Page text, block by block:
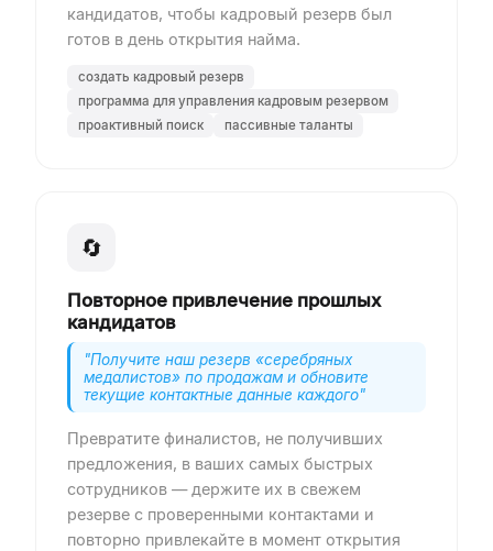
кандидатов, чтобы кадровый резерв был
готов в день открытия найма.
создать кадровый резерв
программа для управления кадровым резервом
проактивный поиск
пассивные таланты
🔄
Повторное привлечение прошлых
кандидатов
"Получите наш резерв «серебряных
медалистов» по продажам и обновите
текущие контактные данные каждого"
Превратите финалистов, не получивших
предложения, в ваших самых быстрых
сотрудников — держите их в свежем
резерве с проверенными контактами и
повторно привлекайте в момент открытия